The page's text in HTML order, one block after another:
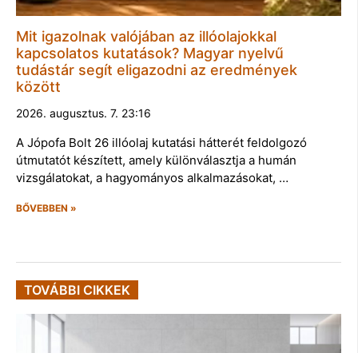
Mit igazolnak valójában az illóolajokkal
kapcsolatos kutatások? Magyar nyelvű
tudástár segít eligazodni az eredmények
között
2026. augusztus. 7. 23:16
A Jópofa Bolt 26 illóolaj kutatási hátterét feldolgozó
útmutatót készített, amely különválasztja a humán
vizsgálatokat, a hagyományos alkalmazásokat, …
BŐVEBBEN »
TOVÁBBI CIKKEK